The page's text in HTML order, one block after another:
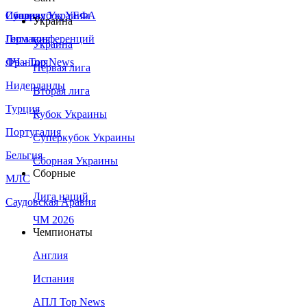
Сборная Украины
Италия
Германия
Франция
Нидерланды
Турция
Португалия
Бельгия
МЛС
Саудовская Аравия
Суперкубок УЕФА
Лига конференций
ЛЧ - Top News
Украина
Украина
Первая лига
Вторая лига
Кубок Украины
Суперкубок Украины
Сборная Украины
Сборные
Лига наций
ЧМ 2026
Чемпионаты
Англия
Испания
АПЛ Top News